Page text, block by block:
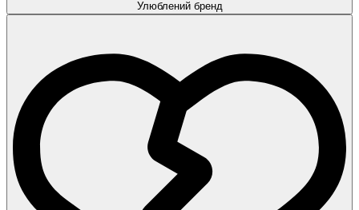
Улюблений бренд